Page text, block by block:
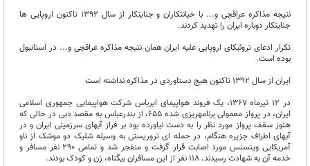
نتیجه مذاکره عراقچی و... با خیانتکاران و جنایتکار از سال 1392 تاکنون اروپایی ها
جنایتکار دوباره ایران را تهدید کردند.
تکرار ادعای تروئیکای اروپایی علیه ایران همان نتیجه مذاکره عراقچی و... در استانبول
بوده است.
ایران از سال 1392 تاکنون هیج دستاوردی در مذاکره نداشته است
در 12 تیرماه 1367، یک فروند هواپیمای ایرباس شرکت هواپیمایی جمهوری اسلامی
ایران، در پرواز معمولی برنامه‏ریزی شده 655، از بندرعباس به مقصد دبی در حالی که
هنوز سقف پرواز مورد نظر را به دست نیاورده بود بر فراز آب‏های سرزمینی ایران و در
آب‏های اطراف جزیره هنگام، در حمله ای تروریستی به وسیله شلیک دو موشک از ناو
آمریکایی وینسنس مورد اصابت قرار گرفت و منفجر شد و تمامی 290 نفر مسافر و
خدمه آن به شهادت رسیدند. 118 نفر از این مسافران بی‏گناه، زن و کودک بودند.